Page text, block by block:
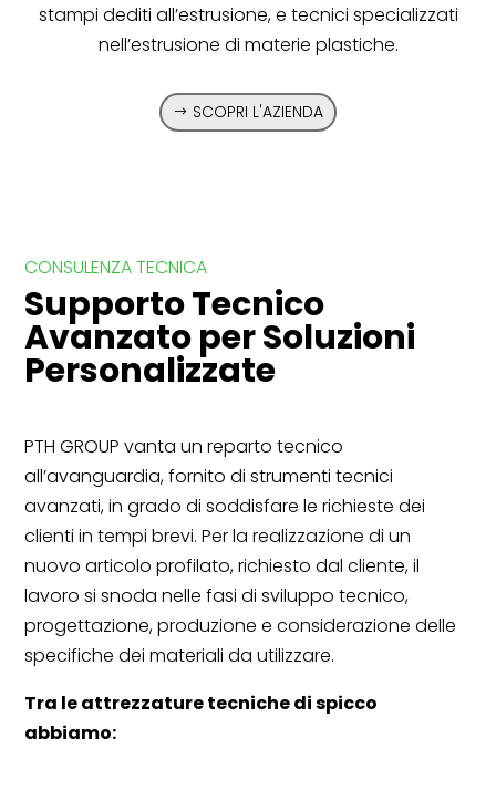
stampi dediti all’estrusione, e tecnici specializzati
nell’estrusione di materie plastiche.
SCOPRI L'AZIENDA
CONSULENZA TECNICA
Supporto Tecnico
Avanzato per Soluzioni
Personalizzate
PTH GROUP vanta un reparto tecnico
all’avanguardia, fornito di strumenti tecnici
avanzati, in grado di soddisfare le richieste dei
clienti in tempi brevi. Per la realizzazione di un
nuovo articolo profilato, richiesto dal cliente, il
lavoro si snoda nelle fasi di sviluppo tecnico,
progettazione, produzione e considerazione delle
specifiche dei materiali da utilizzare.
Tra le attrezzature tecniche di spicco
abbiamo: